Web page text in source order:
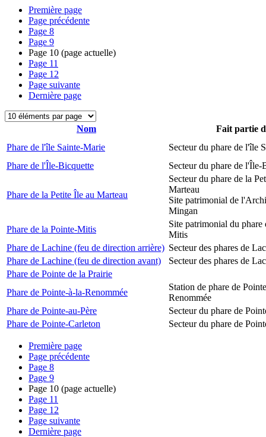
Première page
Page précédente
Page 8
Page 9
Page 10 (page actuelle)
Page 11
Page 12
Page suivante
Dernière page
Nom
Fait partie
Phare de l'île Sainte-Marie
Secteur du phare de l'île
Phare de l'Île-Bicquette
Secteur du phare de l'Île-
Phare de la Petite Île au Marteau
Secteur du phare de la
Marteau
Site patrimonial de
Mingan
Phare de la Pointe-Mitis
Site patrimonial du phare
Mitis
Phare de Lachine (feu de direction arrière) Secteur des phares de
Phare de Lachine (feu de direction avant)
Secteur des phares de
Phare de Pointe de la Prairie
Phare de Pointe-à-la-Renommée
Station de phare de
Renommée
Phare de Pointe-au-Père
Secteur du phare de
Phare de Pointe-Carleton
Secteur du phare de
Première page
Page précédente
Page 8
Page 9
Page 10 (page actuelle)
Page 11
Page 12
Page suivante
Dernière page